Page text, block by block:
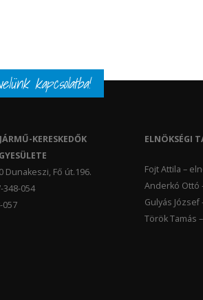
kapcsolatba!
KERESKEDŐK
Dunakeszi, Fő út.196.
348-054
057
ELNÖKSÉGI
Fojt Attila –
Anderkó Ottó
Gulyás József
Török Tamás